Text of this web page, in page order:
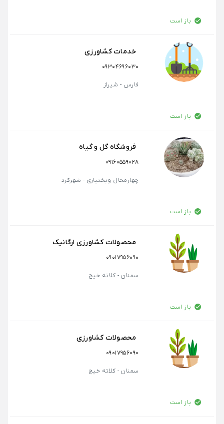
باز است
خدمات کشاورزی
09304696030
فارس - شیراز
باز است
فروشگاه گل و گیاه
09160559028
چهارمحال وبختیاری - شهرکرد
باز است
محصولات کشاورزی ارگانیک
09017956090
سمنان - کلاته خیج
باز است
محصولات کشاورزی
09017956090
سمنان - کلاته خیج
باز است